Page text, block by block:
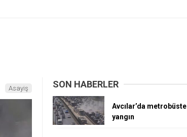
Asayiş SON HABERLER
Avcılar’da metrobüste
yangın